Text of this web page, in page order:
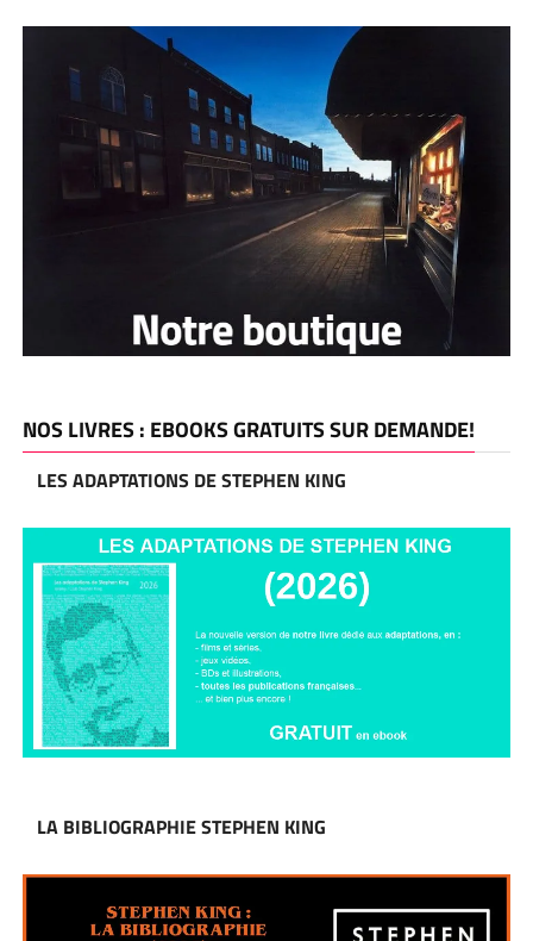
NOS LIVRES : EBOOKS GRATUITS SUR DEMANDE!
LES ADAPTATIONS DE STEPHEN KING
LA BIBLIOGRAPHIE STEPHEN KING